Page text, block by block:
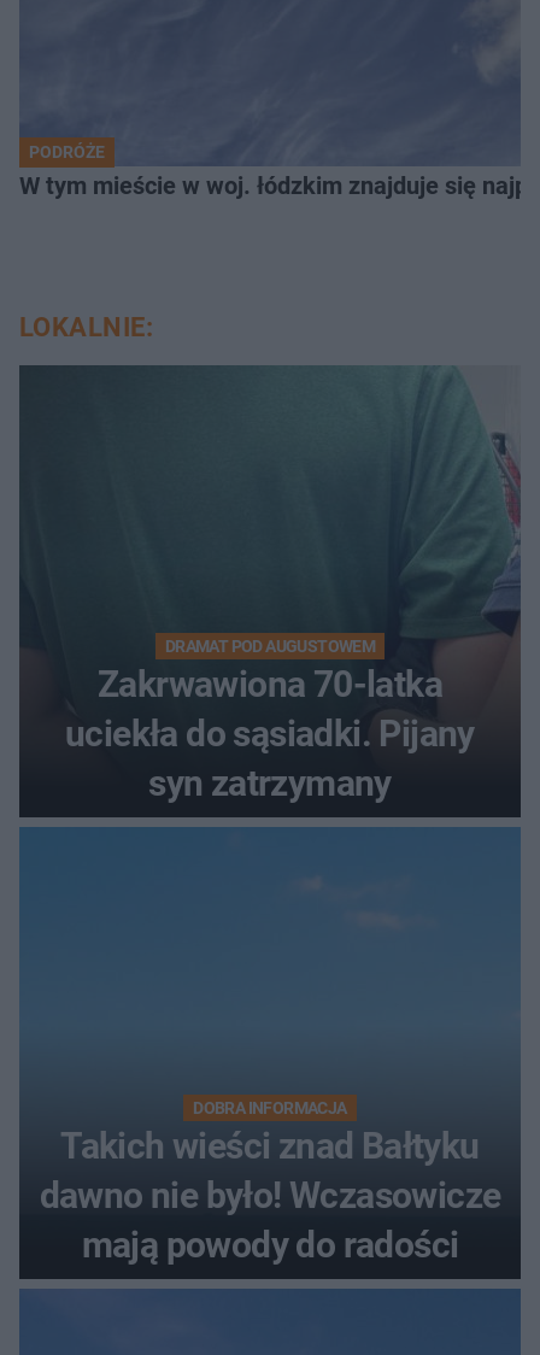
PODRÓŻE
W tym mieście w woj. łódzkim znajduje się
LOKALNIE:
DRAMAT POD AUGUSTOWEM
Zakrwawiona 70-latka
uciekła do sąsiadki. Pijany
syn zatrzymany
DOBRA INFORMACJA
Takich wieści znad Bałtyku
dawno nie było! Wczasowicze
mają powody do radości